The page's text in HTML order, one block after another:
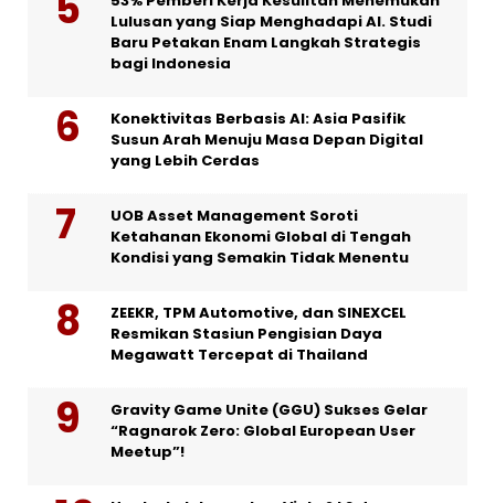
Lulusan yang Siap Menghadapi AI. Studi
Baru Petakan Enam Langkah Strategis
bagi Indonesia
Konektivitas Berbasis AI: Asia Pasifik
Susun Arah Menuju Masa Depan Digital
yang Lebih Cerdas
UOB Asset Management Soroti
Ketahanan Ekonomi Global di Tengah
Kondisi yang Semakin Tidak Menentu
ZEEKR, TPM Automotive, dan SINEXCEL
Resmikan Stasiun Pengisian Daya
Megawatt Tercepat di Thailand
Gravity Game Unite (GGU) Sukses Gelar
“Ragnarok Zero: Global European User
Meetup”!